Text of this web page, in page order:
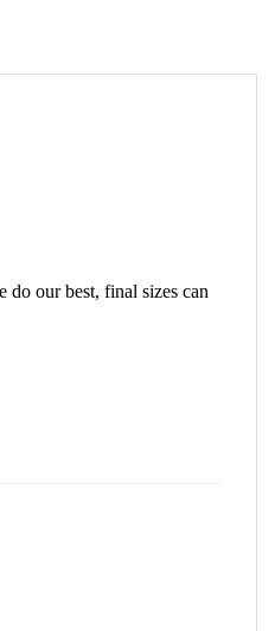
our best, final sizes can